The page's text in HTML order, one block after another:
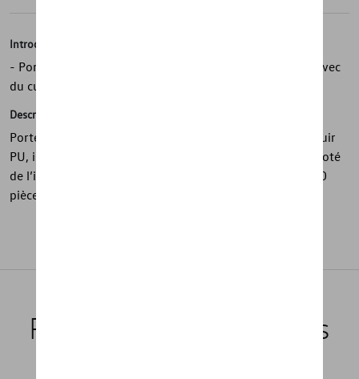
Introduction
- Porte-clés en métal de haute qualité en combinaison avec
du cuir PU
Description
Porte-clés métallique de haute qualité avec finition en cuir
PU, issu de la collection de produits publicitaires. Il est doté
de l’inscription gravée « ID.4 » et disponible par lot de 10
pièces.
Produits recommandés